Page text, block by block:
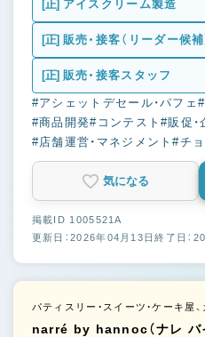
[正] アイスクリーム製造
[正] 販売・接客（リーダー候補
[正] 販売・接客スタッフ
#アシェットデセール・パフェ
#商品開発#コンテスト#販促・
#店舗運営・マネジメント#チ
気になる
掲載ID 1005521A
更新日：2026年04月13日終了日：
パティスリー・スイーツ・ケーキ屋
narré by hannoc（ナレ バ